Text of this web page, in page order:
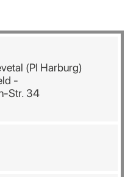
(PI Harburg)
-
Str. 34